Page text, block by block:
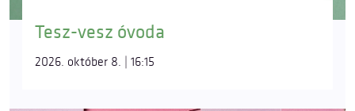
Tesz-vesz óvoda
2026. október 8. | 16:15